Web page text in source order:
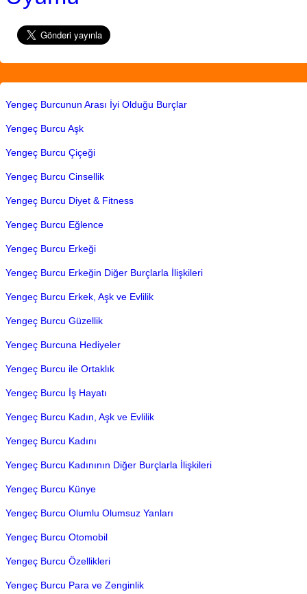
Yengeç Burcunun Arası İyi Olduğu Burçlar
Yengeç Burcu Aşk
Yengeç Burcu Çiçeği
Yengeç Burcu Cinsellik
Yengeç Burcu Diyet & Fitness
Yengeç Burcu Eğlence
Yengeç Burcu Erkeği
Yengeç Burcu Erkeğin Diğer Burçlarla İlişkileri
Yengeç Burcu Erkek, Aşk ve Evlilik
Yengeç Burcu Güzellik
Yengeç Burcuna Hediyeler
Yengeç Burcu ile Ortaklık
Yengeç Burcu İş Hayatı
Yengeç Burcu Kadın, Aşk ve Evlilik
Yengeç Burcu Kadını
Yengeç Burcu Kadınının Diğer Burçlarla İlişkileri
Yengeç Burcu Künye
Yengeç Burcu Olumlu Olumsuz Yanları
Yengeç Burcu Otomobil
Yengeç Burcu Özellikleri
Yengeç Burcu Para ve Zenginlik